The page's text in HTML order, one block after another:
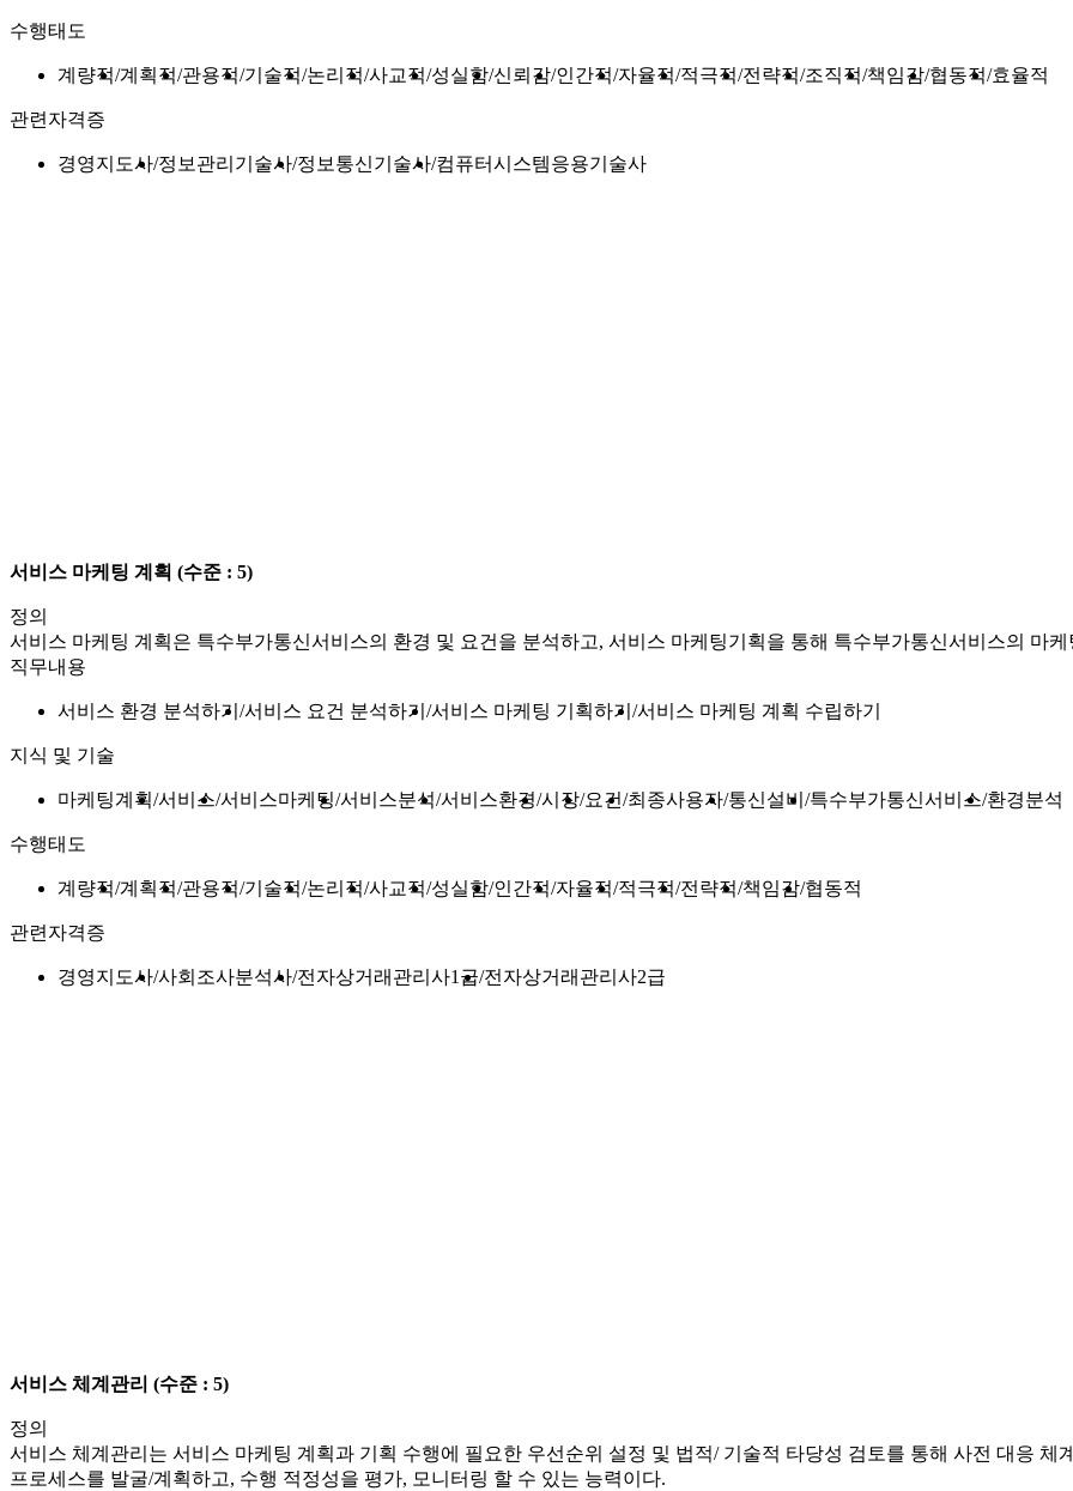
수행태도
계량적 계획적 관용적 기술적 논리적 사교적 성실함 신뢰감 인간적 자율적 적극적 전략적 조직적 책임감 협동적 효율적
관련자격증
경영지도사 정보관리기술사 정보통신기술사 컴퓨터시스템응용기술사
서비스 마케팅 계획 (수준 : 5)
정의
서비스 마케팅 계획은 특수부가통신서비스의 환경 및 요건을 분석하고, 서비스 마케팅기획을 통해 특수부가통신서비스의 마
직무내용
서비스 환경 분석하기 서비스 요건 분석하기 서비스 마케팅 기획하기 서비스 마케팅 계획 수립하기
지식 및 기술
마케팅계획 서비스 서비스마케팅 서비스분석 서비스환경 시장 요건 최종사용자 통신설비 특수부가통신서비스 환경분석
수행태도
계량적 계획적 관용적 기술적 논리적 사교적 성실함 인간적 자율적 적극적 전략적 책임감 협동적
관련자격증
경영지도사 사회조사분석사 전자상거래관리사1급 전자상거래관리사2급
서비스 체계관리 (수준 : 5)
정의
서비스 체계관리는 서비스 마케팅 계획과 기획 수행에 필요한 우선순위 설정 및 법적/ 기술적 타당성 검토를 통해 사전 대응 체
프로세스를 발굴/계획하고, 수행 적정성을 평가, 모니터링 할 수 있는 능력이다.